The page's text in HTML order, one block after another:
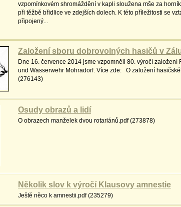
vzpomínkovém shromáždění v kapli sloužena mše za
při těžbě břidlice ve zdejších dolech. K této příležitosti se
připojený...
Založení sboru dobrovolných hasičů v
Dne 16. července 2014 jsme vzpomněli 80. výročí založení
und Wasserwehr Mohradorf. Více zde: O založení
(276143)
Osudy obrazů a lidí
O obrazech manželek dvou rotariánů.pdf (273878)
Několik slov k výročí Klausovy amnestie
Ještě něco k amnestii.pdf (235279)